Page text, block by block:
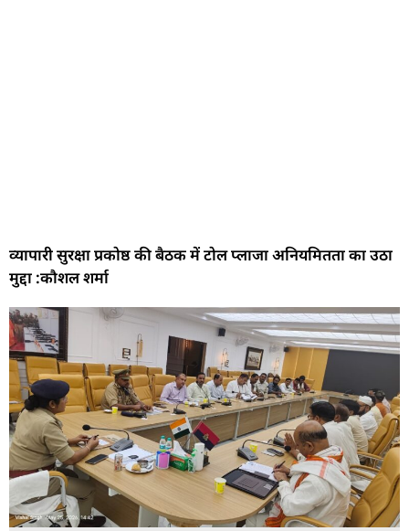
व्यापारी सुरक्षा प्रकोष्ठ की बैठक में टोल प्लाजा अनियमितता का उठा
मुद्दा :कौशल शर्मा